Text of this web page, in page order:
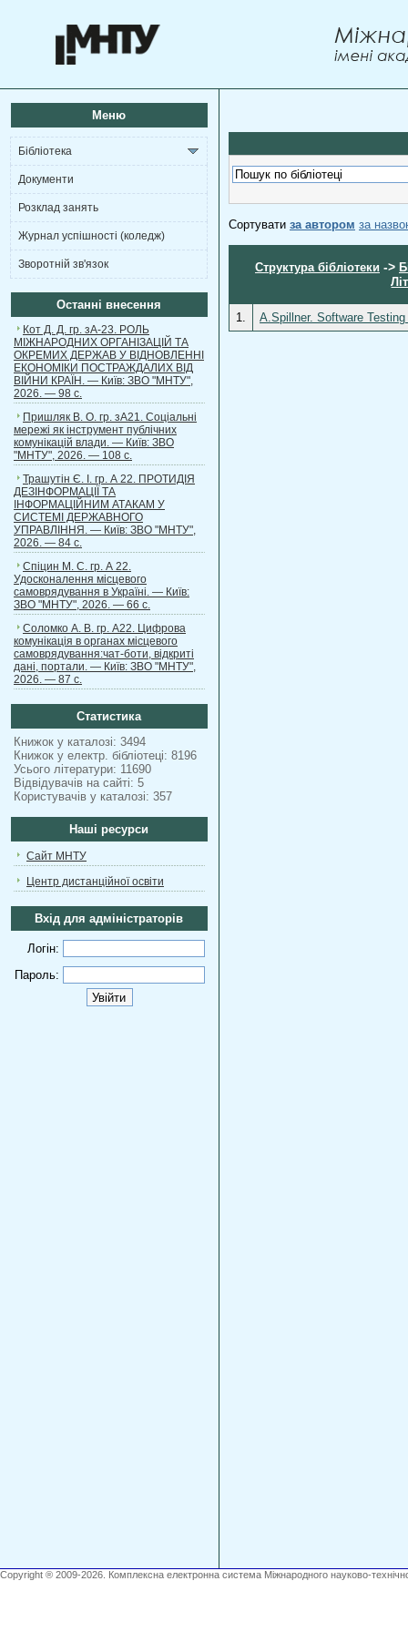
Меню
Бібліотека
Документи
Розклад занять
Журнал успішності (коледж)
Зворотній зв'язок
Останні внесення
Кот Д. Д. гр. зА-23. РОЛЬ
МІЖНАРОДНИХ ОРГАНІЗАЦІЙ ТА
ОКРЕМИХ ДЕРЖАВ У ВІДНОВЛЕННІ
ЕКОНОМІКИ ПОСТРАЖДАЛИХ ВІД
ВІЙНИ КРАЇН. — Київ: ЗВО "МНТУ",
2026. — 98 с.
Пришляк В. О. гр. зА21. Соціальні
мережі як інструмент публічних
комунікацій влади. — Київ: ЗВО
"МНТУ", 2026. — 108 с.
Трашутін Є. І. гр. А 22. ПРОТИДІЯ
ДЕЗІНФОРМАЦІЇ ТА
ІНФОРМАЦІЙНИМ АТАКАМ У
СИСТЕМІ ДЕРЖАВНОГО
УПРАВЛІННЯ. — Київ: ЗВО "МНТУ",
2026. — 84 с.
Спіцин М. С. гр. А 22.
Удосконалення місцевого
самоврядування в Україні. — Київ:
ЗВО "МНТУ", 2026. — 66 с.
Соломко А. В. гр. А22. Цифрова
комунікація в органах місцевого
самоврядування:чат-боти, відкриті
дані, портали. — Київ: ЗВО "МНТУ",
2026. — 87 с.
Статистика
Книжок у каталозі: 3494
Книжок у електр. бібліотеці: 8196
Усього літератури: 11690
Відвідувачів на сайті: 5
Користувачів у каталозі: 357
Наші ресурси
Сайт МНТУ
Центр дистанційної освіти
Вхід для адміністраторів
Логін:
Пароль:
Сортувати за автором за
Структура бібліотеки ->
1. A.Spillner. Software
Copyright ® 2009-2026. Комплексна електронна система Міжнародного науково-